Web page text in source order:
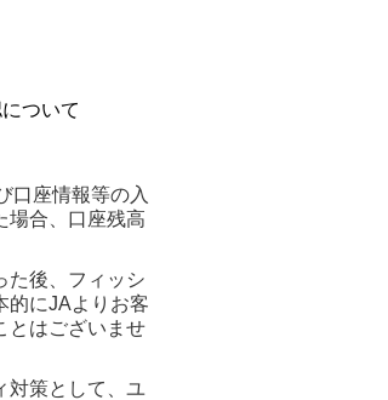
ついて
口座情報等の入
場合、口座残高
た後、フィッシ
的にJAよりお客
とはございませ
対策として、ユ